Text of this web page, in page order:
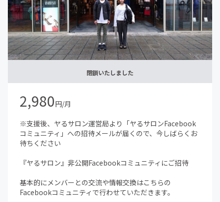
・Todo・作業報告スレッド
その他にもオフラインでの勉強会やイベント、ゲストを招
いての対談なども予定してます。
参加者の方も受け身にならず、一緒にコンテンツを作り上
げれれば、と思います
閉鎖いたしました
2,980円/月
※支援後、ヤるサロン運営局より「ヤるサロンFacebook
コミュニティ」への招待メールが届くので、今しばらくお
待ちください
『ヤるサロン』非公開Facebookコミュニティにご招待
基本的にメンバーとの交流や情報交換はこちらの
Facebookコミュニティで行わせていただきます。